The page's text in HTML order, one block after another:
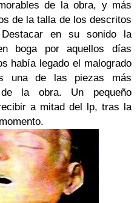
de la obra, y más
de la talla de los descritos
en su sonido la
boga por aquellos días
había legado el malogrado
una de las piezas más
la obra. Un pequeño
a mitad del lp, tras la